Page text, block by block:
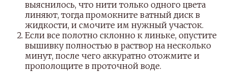
выяснилось, что нити только одного цвета
линяют, тогда промокните ватный диск в
жидкости, и смочите им нужный участок.
Если все полотно склонно к линьке, опустите
вышивку полностью в раствор на несколько
минут, после чего аккуратно отожмите и
прополощите в проточной воде.